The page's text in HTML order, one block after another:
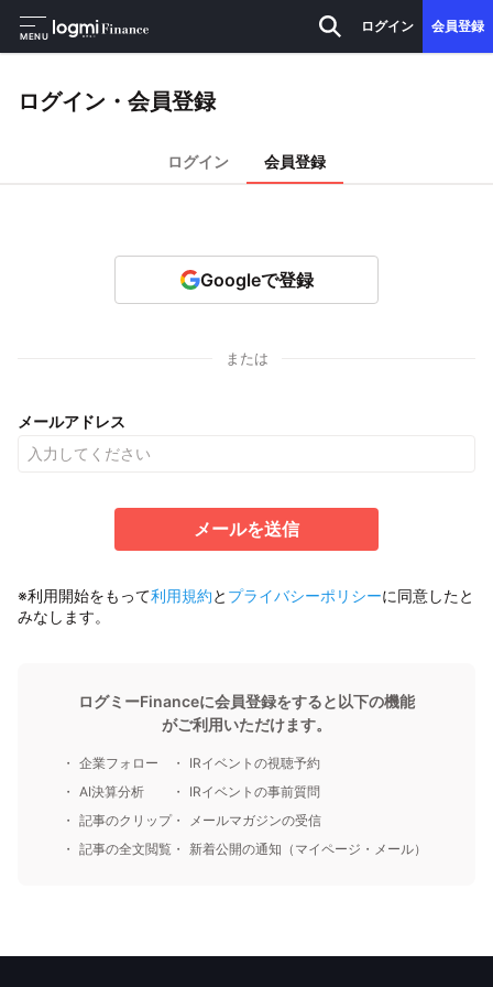
MENU
ログイン 会員登録
ログイン・会員登録
ログイン 会員登録
Googleで登録
または
メールアドレス
メールを送信
※利用開始をもって利用規約と プライバシーポリシーに同意したと
みなします。
ログミーFinanceに会員登録をすると以下の機能
がご利用いただけます。
企業フォロー
AI決算分析
記事のクリップ
記事の全文閲覧
IRイベントの視聴予約
IRイベントの事前質問
メールマガジンの受信
新着公開の通知（マイページ・メール）